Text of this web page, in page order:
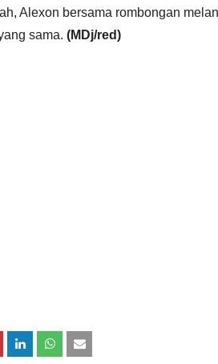
Alexon bersama rombongan
sama. (MDj/red)